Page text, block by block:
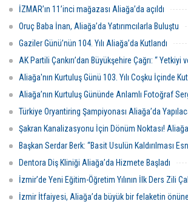
İZMAR’ın 11’inci mağazası Aliağa’da açıldı
Oruç Baba İnan, Aliağa’da Yatırımcılarla Buluştu
Gaziler Günü’nün 104. Yılı Aliağa’da Kutlandı
AK Partili Çankırı’dan Büyükşehire Çağrı: “
Aliağa'nın Kurtuluş Günü 103. Yılı Coşku İçinde
Aliağa’nın Kurtuluş Gününde Anlamlı Fotoğraf
Türkiye Oryantiring Şampiyonası Aliağa’da
Şakran Kanalizasyonu İçin Dönüm Noktası!
Başkan Serdar Berk: “Basit Usulün Kaldırılması
Dentora Diş Kliniği Aliağa’da Hizmete Başladı
İzmir’de Yeni Eğitim-Öğretim Yılının İlk Ders Zili
İzmir İtfaiyesi, Aliağa’da büyük bir felaketin